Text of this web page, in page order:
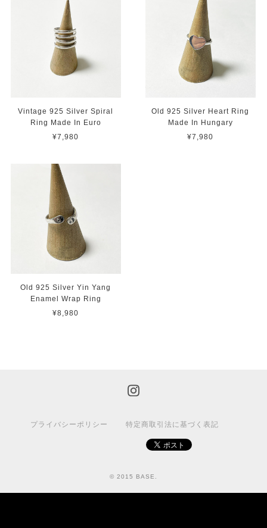
Vintage 925 Silver Spiral
Ring Made In Euro
¥7,980
Old 925 Silver Heart Ring
Made In Hungary
¥7,980
Old 925 Silver Yin Yang
Enamel Wrap Ring
¥8,980
プライバシーポリシー 特定商取引法に基づく表記
© 2015 BASE.